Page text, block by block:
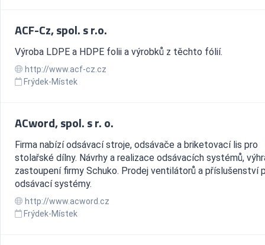
ACF-Cz, spol. s r.o.
Výroba LDPE a HDPE folii a výrobků z těchto fólií.
http://www.acf-cz.cz
Frýdek-Místek
ACword, spol. s r. o.
Firma nabízí odsávací stroje, odsávače a briketovací lis pro
stolařské dílny. Návrhy a realizace odsávacích systémů,
zastoupení firmy Schuko. Prodej ventilátorů a příslušenství
odsávací systémy.
http://www.acword.cz
Frýdek-Místek